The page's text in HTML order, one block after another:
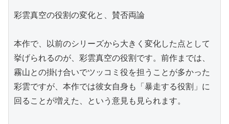
彩雲真空の役割の変化と、賛否両論
本作で、以前のシリーズから大きく変化した点として
挙げられるのが、彩雲真空の役割です。前作までは、
霧山との掛け合いでツッコミ役を担うことが多かった
彩雲ですが、本作では彼女自身も「暴走する役割」に
回ることが増えた、という意見も見られます。